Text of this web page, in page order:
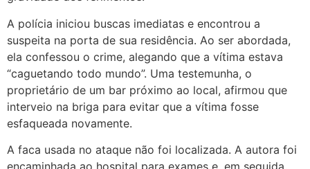
A polícia iniciou buscas imediatas e encontrou a
suspeita na porta de sua residência. Ao ser abordada,
ela confessou o crime, alegando que a vítima estava
“caguetando todo mundo”. Uma testemunha, o
proprietário de um bar próximo ao local, afirmou que
interveio na briga para evitar que a vítima fosse
esfaqueada novamente.
A faca usada no ataque não foi localizada. A autora foi